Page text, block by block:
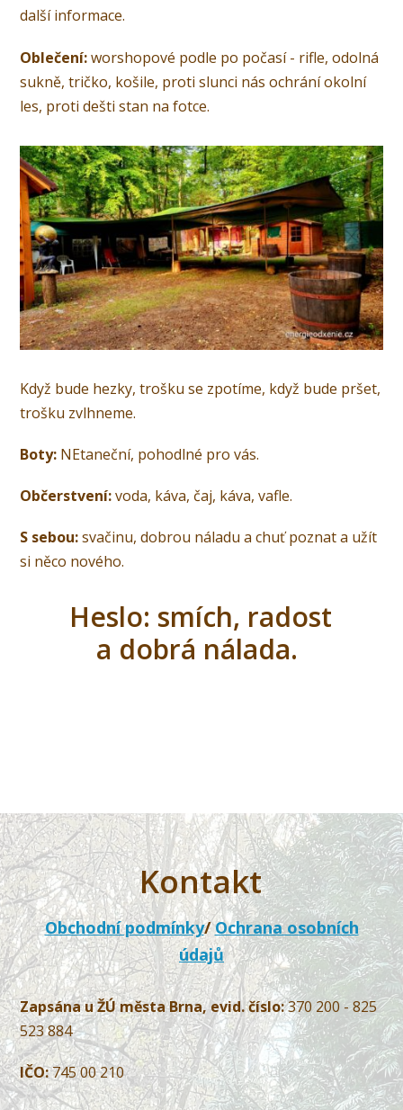
další informace.
Oblečení:worshopové podle po počasí - rifle, odolná
sukně, tričko, košile, proti slunci nás ochrání okolní
les, proti dešti stan na fotce.
Když bude hezky, trošku se zpotíme, když bude pršet,
trošku zvlhneme.
Boty: NEtaneční, pohodlné pro vás.
Občerstvení:voda, káva, čaj, káva, vafle.
S sebou:svačinu, dobrou náladu a chuť poznat a užít
si něco nového.
Heslo: smích, radost
a dobrá nálada.
Kontakt
Obchodní podmínky/Ochrana osobních
údajů
Zapsána u ŽÚ města Brna, evid. číslo:370 200 - 825
523 884
IČO:745 00 210